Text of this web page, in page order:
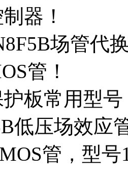
器！
场管代
管！
板常用型
低压场效应
管，型